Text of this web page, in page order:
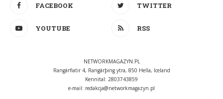
FACEBOOK TWITTER
YOUTUBE RSS
NETWORKMAGAZYN.PL
Rangárflatir 4, Rangárþing ytra, 850 Hella, Iceland
Kennital: 2803743859
e-mail: redakcja@networkmagazyn.pl